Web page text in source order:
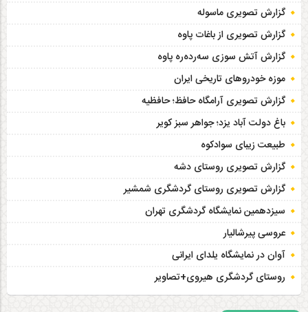
گزارش تصویری ماسوله
گزارش تصویری از باغات پاوه
گزارش آتش سوزی سەردەرە پاوه
موزه خودروهای تاریخی ایران
گزارش تصویری آرامگاه حافظ؛ حافظیه‎
باغ دولت آباد یزد؛ جواهر سبز کویر
طبیعت زیبای سوادکوه
گزارش تصویری روستای دشه
گزارش تصویری روستای گردشگری شمشیر
سیزدهمین نمایشگاه گردشگری تهران
عروسی پیرشالیار
آوان در نمایشگاه یلدای ایرانی
روستای گردشگری هیروی+تصاویر